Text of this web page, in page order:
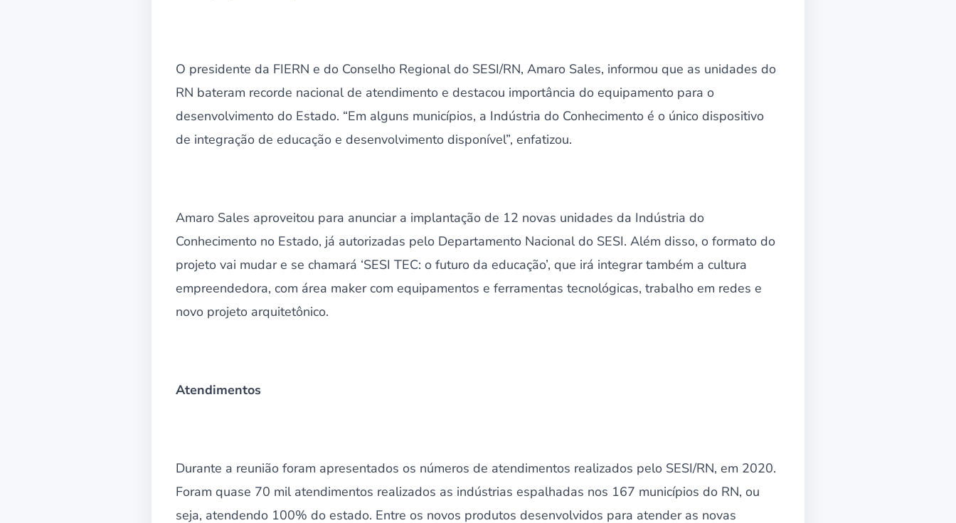
O presidente da FIERN e do Conselho Regional do SESI/RN, Amaro Sales, informou que as unidades do
RN bateram recorde nacional de atendimento e destacou importância do equipamento para o
desenvolvimento do Estado. “Em alguns municípios, a Indústria do Conhecimento é o único dispositivo
de integração de educação e desenvolvimento disponível”, enfatizou.
Amaro Sales aproveitou para anunciar a implantação de 12 novas unidades da Indústria do
Conhecimento no Estado, já autorizadas pelo Departamento Nacional do SESI. Além disso, o formato do
projeto vai mudar e se chamará ‘SESI TEC: o futuro da educação’, que irá integrar também a cultura
empreendedora, com área maker com equipamentos e ferramentas tecnológicas, trabalho em redes e
novo projeto arquitetônico.
Atendimentos
Durante a reunião foram apresentados os números de atendimentos realizados pelo SESI/RN, em 2020.
Foram quase 70 mil atendimentos realizados as indústrias espalhadas nos 167 municípios do RN, ou
seja, atendendo 100% do estado. Entre os novos produtos desenvolvidos para atender as novas